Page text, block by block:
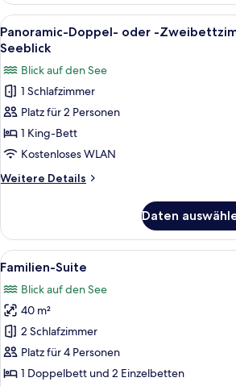
oder
-
Zweibettzimmer,
eingeschränkter
Seeblick
Alle
Fotos
Panoramic-
Doppel-
oder
-
Zweibettzimmer,
Balkon,
Seeblick
4
Panoramic-Doppel- oder -
Seeblick
Blick auf den See
1 Schlafzimmer
Platz für 2 Personen
1 King-Bett
Kostenloses WLAN
Weitere Details
Weitere
Doppel-
oder
-
Balkon,
Seeblick
Daten
Alle
Fotos
für
Familien-
Suite
anzeigen
7
Familien-Suite
Blick auf den See
40 m²
2 Schlafzimmer
Platz für 4 Personen
1 Doppelbett und 2 Einzelbetten